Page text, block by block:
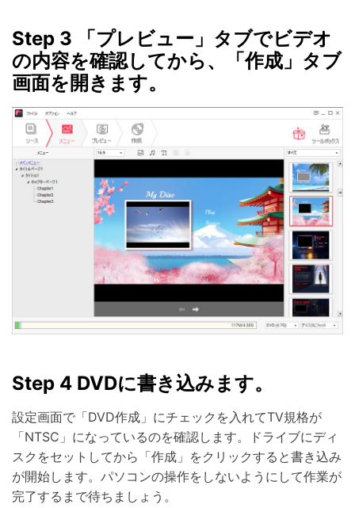
Step 3 「プレビュー」タブでビデオ
の内容を確認してから、「作成」タブ
画面を開きます。
Step 4 DVDに書き込みます。
設定画面で「DVD作成」にチェックを入れてTV規格が
「NTSC」になっているのを確認します。ドライブにディ
スクをセットしてから「作成」をクリックすると書き込み
が開始します。パソコンの操作をしないようにして作業が
完了するまで待ちましょう。